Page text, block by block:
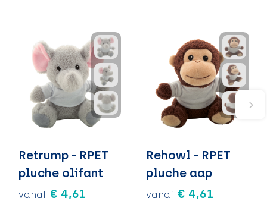
Retrump - RPET
pluche olifant
vanaf € 4,61
Rehowl - RPET
pluche aap
vanaf € 4,61